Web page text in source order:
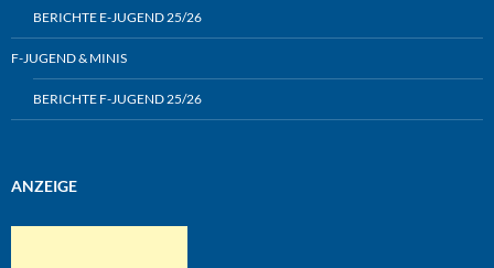
BERICHTE E-JUGEND 25/26
F-JUGEND & MINIS
BERICHTE F-JUGEND 25/26
ANZEIGE